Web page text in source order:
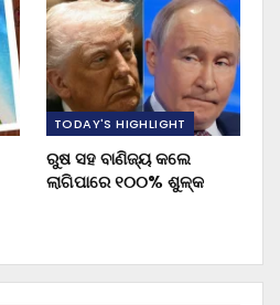
TODAY'S HIGHLIGHT
ରୁଷ ସହ ବାଣିଜ୍ୟ କଲେ
ଲାଗିପାରେ ୧୦୦% ଶୁଳ୍କ